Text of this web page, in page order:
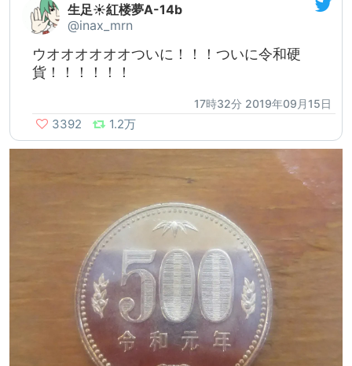
生足☀紅楼夢A-14b
@inax_mrn
ウオオオオオオついに！！！ついに令和硬
貨！！！！！！
17時32分 2019年09月15日
3392 1.2万